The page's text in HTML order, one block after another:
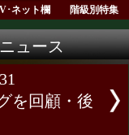
グ TV･ネット欄
外ニュース